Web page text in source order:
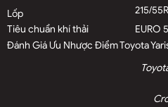
Lốp 215/
Tiêu chuẩn khí thải
EURO 5
Đánh Giá Ưu Nhược Điểm Toyota